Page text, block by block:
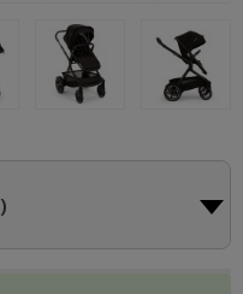
)